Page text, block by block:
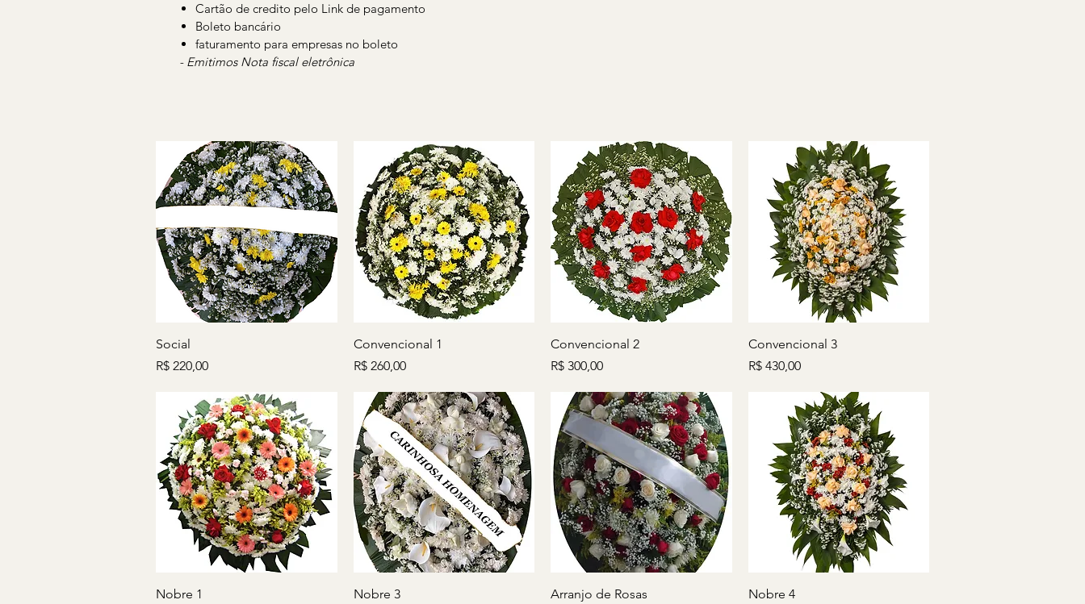
Cartão de credito pelo Link de pagamento
Boleto bancário
faturamento para empresas no boleto
- Emitimos Nota fiscal eletrônica
Social
Preço
R$ 220,00
Visualização rápida
Convencional 1
Preço
R$ 260,00
Visualização rápida
Convencional 2
Preço
R$ 300,00
Visualização rápida
Convencional 3
Preço
R$ 430,00
Visualização rápida
Nobre 1
Visualização rápida
Nobre 3
Visualização rápida
Arranjo de Rosas
Visualização rápida
Nobre 4